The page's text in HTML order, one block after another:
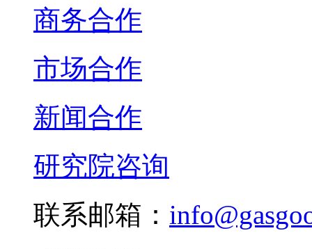
商务合作
市场合作
新闻合作
研究院咨询
联系邮箱：